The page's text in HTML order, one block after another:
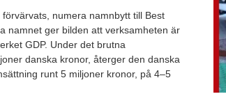
numera namnbytt till Best
namnet ger bilden att verksamheten är
GDP. Under det brutna
danska kronor, återger den danska
runt 5 miljoner kronor, på 4–5